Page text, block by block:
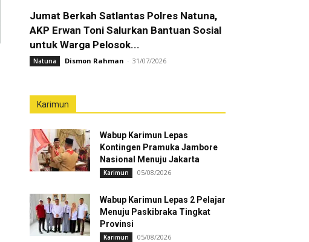
Jumat Berkah Satlantas Polres Natuna,
AKP Erwan Toni Salurkan Bantuan Sosial
untuk Warga Pelosok...
Natuna Dismon Rahman - 31/07/2026
Karimun
Wabup Karimun Lepas
Kontingen Pramuka Jambore
Nasional Menuju Jakarta
Karimun 05/08/2026
Wabup Karimun Lepas 2 Pelajar
Menuju Paskibraka Tingkat
Provinsi
Karimun 05/08/2026